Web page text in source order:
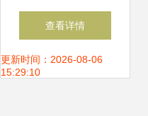
舞5》宣传片释出
酷炫造型引爆期
查看详情
更新时间：2026-08-06
15:29:10